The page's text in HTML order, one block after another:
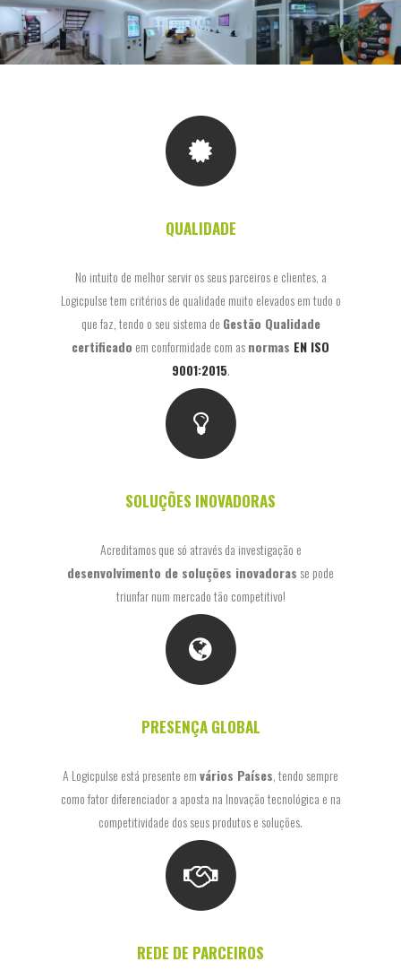
QUALIDADE
No intuito de melhor servir os seus parceiros e clientes, a
Logicpulse tem critérios de qualidade muito elevados em tudo o
que faz, tendo o seu sistema de Gestão Qualidade
certificado em conformidade com asnormas EN ISO
9001:2015.
SOLUÇÕES INOVADORAS
Acreditamos que só através da investigação e
desenvolvimento de soluções inovadoras se pode
triunfar num mercado tão competitivo!
PRESENÇA GLOBAL
A Logicpulse está presente emvários Países, tendo sempre
como fator diferenciador a aposta na Inovação tecnológica e na
competitividade dos seus produtos e soluções.
REDE DE PARCEIROS